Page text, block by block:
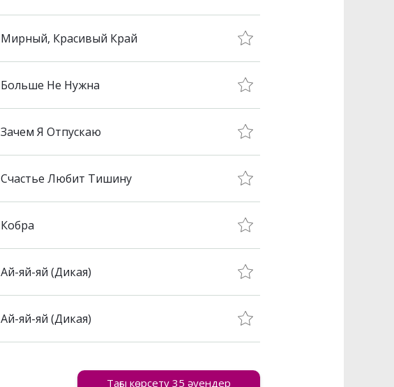
Мирный, Красивый Край
Больше Не Нужна
Зачем Я Отпускаю
Счастье Любит Тишину
Кобра
Ай-яй-яй (Дикая)
Ай-яй-яй (Дикая)
Тағы көрсету 35 әуендер